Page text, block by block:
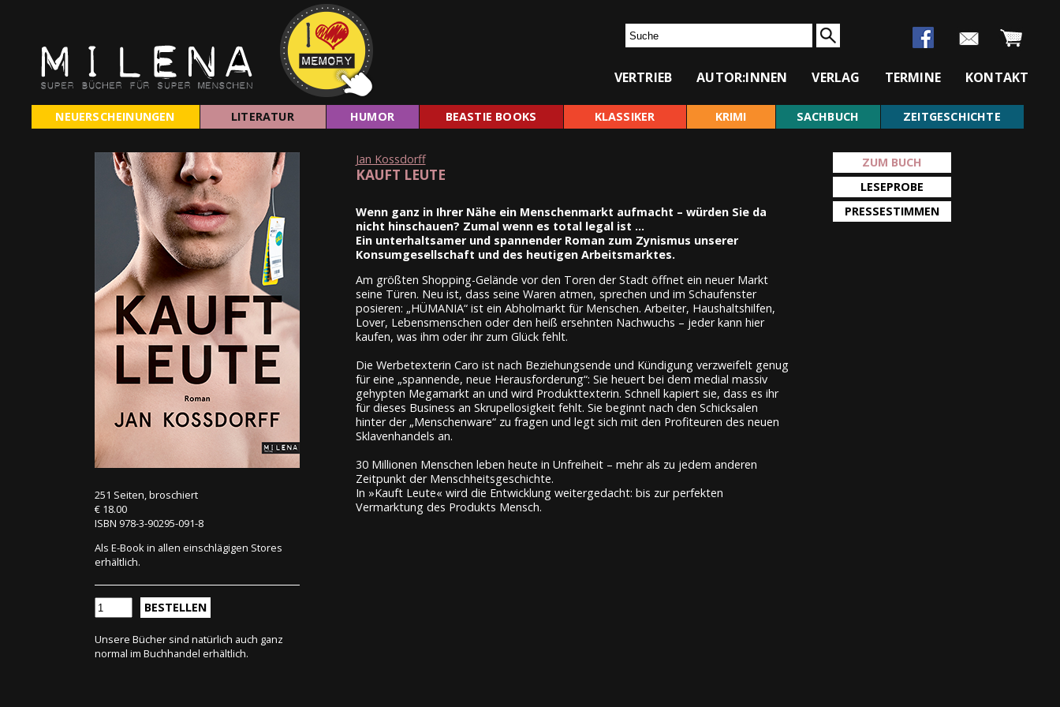
VERTRIEB AUTOR:INNEN VERLAG TERMINE KONTAKT
NEUERSCHEINUNGEN LITERATUR HUMOR BEASTIE BOOKS KLASSIKER KRIMI SACHBUCH ZEITGESCHICHTE
251 Seiten, broschiert
€ 18.00
ISBN 978-3-90295-091-8
Als E-Book in allen einschlägigen Stores
erhältlich.
BESTELLEN
Unsere Bücher sind natürlich auch ganz
normal im Buchhandel erhältlich.
Jan Kossdorff
KAUFT LEUTE
Wenn ganz in Ihrer Nähe ein Menschenmarkt aufmacht – würden Sie da
nicht hinschauen? Zumal wenn es total legal ist …
Ein unterhaltsamer und spannender Roman zum Zynismus unserer
Konsumgesellschaft und des heutigen Arbeitsmarktes.
Am größten Shopping-Gelände vor den Toren der Stadt öffnet ein neuer Markt
seine Türen. Neu ist, dass seine Waren atmen, sprechen und im Schaufenster
posieren: „HÜMANIA“ ist ein Abholmarkt für Menschen. Arbeiter, Haushaltshilfen,
Lover, Lebensmenschen oder den heiß ersehnten Nachwuchs – jeder kann hier
kaufen, was ihm oder ihr zum Glück fehlt.
Die Werbetexterin Caro ist nach Beziehungsende und Kündigung verzweifelt genug
für eine „spannende, neue Herausforderung“: Sie heuert bei dem medial massiv
gehypten Megamarkt an und wird Produkttexterin. Schnell kapiert sie, dass es ihr
für dieses Business an Skrupellosigkeit fehlt. Sie beginnt nach den Schicksalen
hinter der „Menschenware“ zu fragen und legt sich mit den Profiteuren des neuen
Sklavenhandels an.
30 Millionen Menschen leben heute in Unfreiheit – mehr als zu jedem anderen
Zeitpunkt der Menschheitsgeschichte.
In »Kauft Leute« wird die Entwicklung weitergedacht: bis zur perfekten
Vermarktung des Produkts Mensch.
ZUM BUCH
LESEPROBE
PRESSESTIMMEN